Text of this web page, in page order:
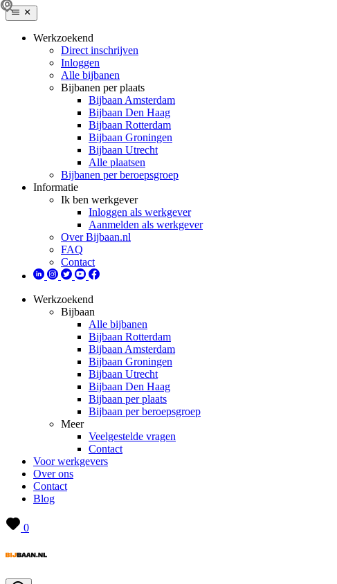
Werkzoekend
Direct inschrijven
Inloggen
Alle bijbanen
Bijbanen per plaats
Bijbaan Amsterdam
Bijbaan Den Haag
Bijbaan Rotterdam
Bijbaan Groningen
Bijbaan Utrecht
Alle plaatsen
Bijbanen per beroepsgroep
Informatie
Ik ben werkgever
Inloggen als werkgever
Aanmelden als werkgever
Over Bijbaan.nl
FAQ
Contact
Werkzoekend
Bijbaan
Alle bijbanen
Bijbaan Rotterdam
Bijbaan Amsterdam
Bijbaan Groningen
Bijbaan Utrecht
Bijbaan Den Haag
Bijbaan per plaats
Bijbaan per beroepsgroep
Meer
Veelgestelde vragen
Contact
Voor werkgevers
Over ons
Contact
Blog
0